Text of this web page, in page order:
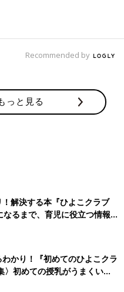
原因の場合も
をしたり、早朝起きをす
いる場合は、３時台に暖房
めて。タイマーがあれば活
になるのは乾燥対策です。
なるともいわれています。
度40％を保つことは、なか
などを活用し、湿度40～
う。
Recommended by
っと見る
解決する本『ひよこクラブ
るまで、育児に役立つ情報が
かり！『初めてのひよこクラ
〉初めての授乳がうまくい
基本と夏のトラブル 解決テ